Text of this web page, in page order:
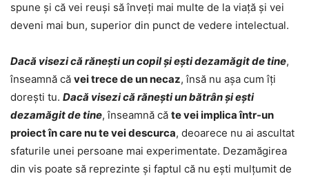
spune și că vei reuși să înveți mai multe de la viață și vei
deveni mai bun, superior din punct de vedere intelectual.
Dacă visezi că rănești un copil și ești dezamăgit de tine,
înseamnă că vei trece de un necaz, însă nu așa cum îți
dorești tu. Dacă visezi că rănești un bătrân și ești
dezamăgit de tine, înseamnă că te vei implica într-un
proiect în care nu te vei descurca, deoarece nu ai ascultat
sfaturile unei persoane mai experimentate. Dezamăgirea
din vis poate să reprezinte și faptul că nu ești mulțumit de